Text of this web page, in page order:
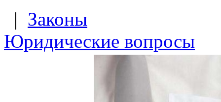
| Законы
Юридические вопросы